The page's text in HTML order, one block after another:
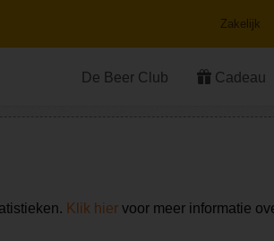
Zakelijk
De Beer Club Cadeau
Klik hier voor meer informatie